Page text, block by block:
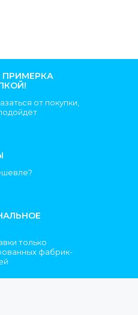
ПРИМЕРКА
от покупки,
только
фабрик-